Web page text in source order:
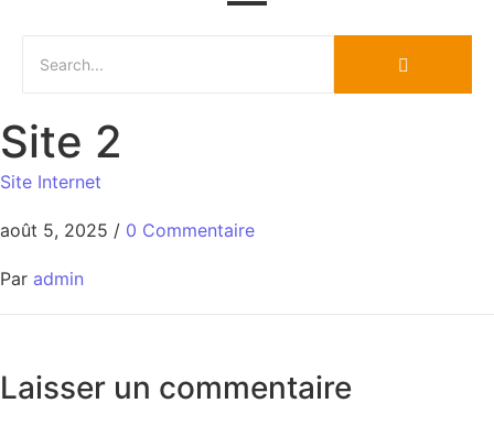
Site 2
Site Internet
août 5, 2025 / 0 Commentaire
Par admin
Laisser un commentaire